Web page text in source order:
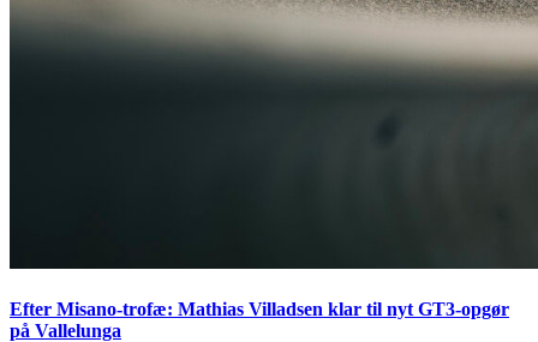
Efter Misano-trofæ: Mathias Villadsen klar til nyt GT3-opgør
på Vallelunga